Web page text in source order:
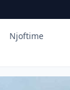
Njoftime